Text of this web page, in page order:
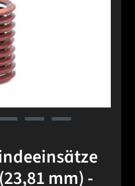
mm) -